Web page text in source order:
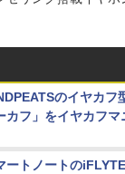
のイヤカフ
カフ」をイヤカフマ
ートノートの